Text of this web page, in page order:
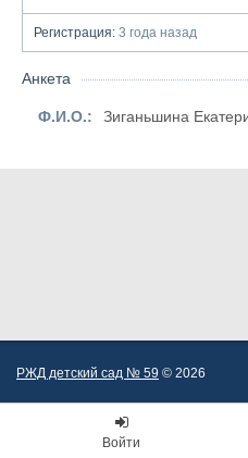
Регистрация: 3 года назад
Анкета
Ф.И.О.: Зиганьшина
РЖД детский сад № 59 © 2026
Войти